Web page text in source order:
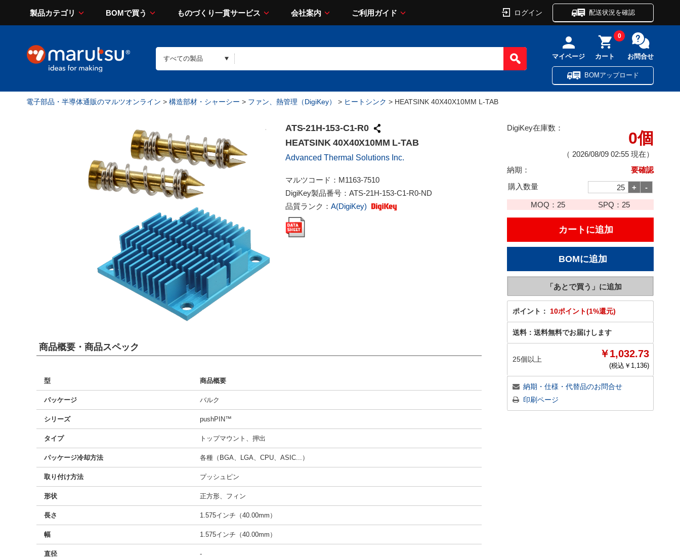
製品カテゴリ BOMで買う ものづくり一貫サービス 会社案内 ご利用ガイド ログイン 配送状況を確認
マイページ カート
0
お問合せ
BOMアップロード
電子部品・半導体通販のマルツオンライン > 構造部材・シャーシー > ファン、熱管理（DigiKey） > ヒートシンク > HEATSINK 40X40X10MM L-TAB
ATS-21H-153-C1-R0
HEATSINK 40X40X10MM L-TAB
Advanced Thermal Solutions Inc.
マルツコード： M1163-7510
DigiKey製品番号： ATS-21H-153-C1-R0-ND
品質ランク： A(DigiKey)
DigiKey在庫数：
0個
（ 2026/08/09 02:55 現在）
納期：
要確認
購入数量
MOQ： 25 SPQ： 25
ポイント： 10ポイント(1%還元)
送料： 送料無料でお届けします
25個以上 ￥1,032.73
(税込￥ 1,136)
納期・仕様・代替品のお問合せ
印刷ページ
商品概要・商品スペック
型 商品概要
パッケージ バルク
シリーズ pushPIN™
タイプ トップマウント、押出
パッケージ冷却方法 各種（BGA、LGA、CPU、ASIC...）
取り付け方法 プッシュピン
形状 正方形、フィン
長さ 1.575インチ（40.00mm）
幅 1.575インチ（40.00mm）
直径 -